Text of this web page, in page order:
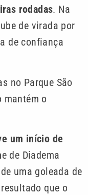
rodadas. Na
de virada por
de confiança
no Parque São
mantém o
um início de
de Diadema
uma goleada de
que o